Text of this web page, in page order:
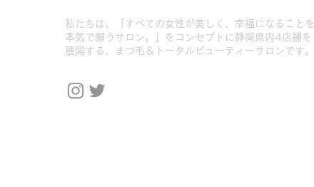
​私たちは、「すべての女性が美しく、幸福になることを
本気で願うサロン。」をコンセプトに静岡県内4店舗を
展開する、まつ毛＆トータルビューティーサロンです。